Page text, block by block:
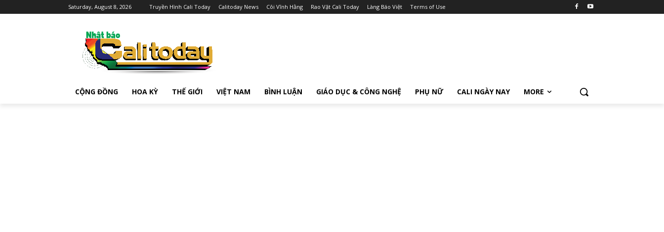
Saturday, August 8, 2026 Truyền Hình Cali Today Calitoday News Cõi Vĩnh Hằng Rao Vặt Cali Today Làng Báo Việt Terms of Use
CỘNG ĐỒNG HOA KỲ THẾ GIỚI VIỆT NAM BÌNH LUẬN GIÁO DỤC & CÔNG NGHỆ PHỤ NỮ CALI NGÀY NAY MORE